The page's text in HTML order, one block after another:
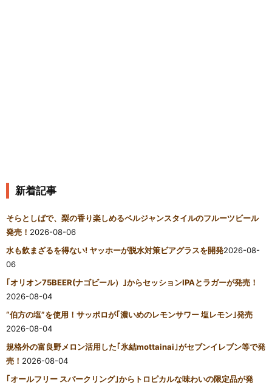
新着記事
そらとしばで、梨の香り楽しめるベルジャンスタイルのフルーツビール
発売！ 2026-08-06
水も飲まざるを得ない! ヤッホーが脱水対策ビアグラスを開発2026-08-
06
｢オリオン75BEER(ナゴビール）｣からセッションIPAとラガーが発売！
2026-08-04
“伯方の塩”を使用！サッポロが｢濃いめのレモンサワー 塩レモン｣発売
2026-08-04
規格外の富良野メロン活用した｢氷結mottainai｣がセブンイレブン等で発
売！ 2026-08-04
｢オールフリー スパークリング｣からトロピカルな味わいの限定品が発